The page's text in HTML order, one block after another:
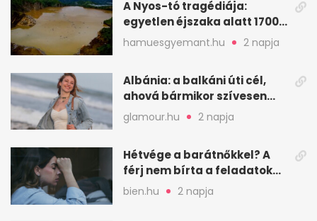
A Nyos-tó tragédiája:
egyetlen éjszaka alatt 1700
ember halt meg
hamuesgyemant.hu 2 napja
Albánia: a balkáni úti cél,
ahová bármikor szívesen
visszamennék
glamour.hu 2 napja
Hétvége a barátnőkkel? A
férj nem bírta a feladatokat,
a feleség levegőt kér
bien.hu 2 napja